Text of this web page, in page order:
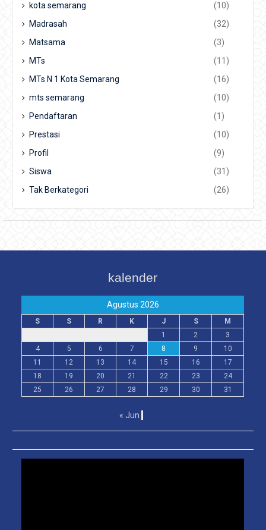
kota semarang
(10)
Madrasah
(32)
Matsama
(3)
MTs
(11)
MTs N 1 Kota Semarang
(16)
mts semarang
(10)
Pendaftaran
(1)
Prestasi
(10)
Profil
(9)
Siswa
(31)
Tak Berkategori
(26)
kalender
Agustus 2026
S S R K J S
M
1
2
3
4
5 6 7 8 9
10
11
12 13 14 15 16
17
18
19 20 21 22 23
24
25
26 27 28 29 30 31
« Jun